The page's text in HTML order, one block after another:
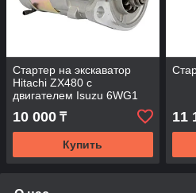
Стартер на экскаватор
Hitachi ZX480 с
двигателем Isuzu 6WG1
10 000 ₸
Купить
11